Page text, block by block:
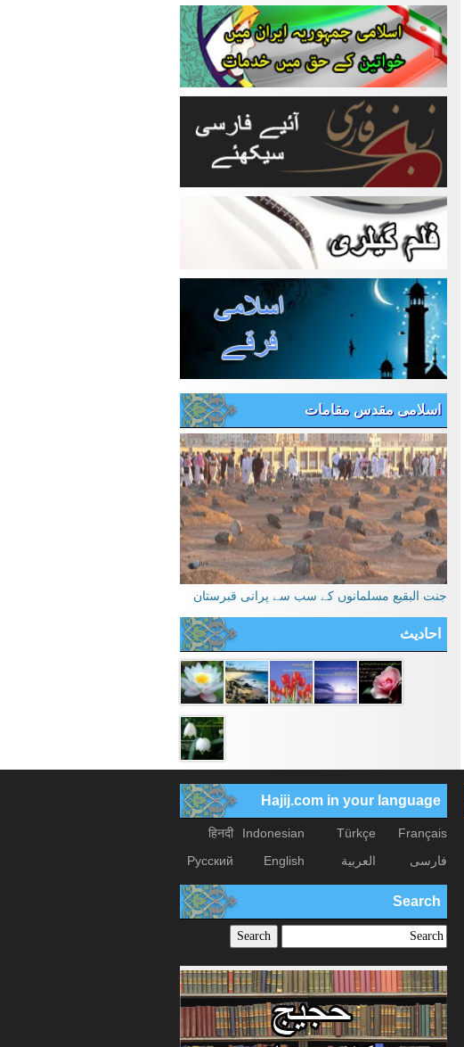
اسلامی مقدس مقامات
جنت البقیع مسلمانوں کے سب سے پرانی قبرستان
احادیث
Hajij.com in your language
Français
Türkçe
Indonesian
हिनदी
فارسی
العربیة English
Русский
Search